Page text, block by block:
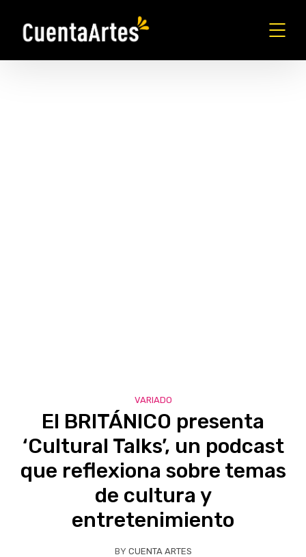
VARIADO
El BRITÁNICO presenta
‘Cultural Talks’, un podcast
que reflexiona sobre temas
de cultura y
entretenimiento
BY CUENTA ARTES